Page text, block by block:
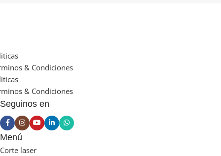
& Condiciones
& Condiciones
Seguinos en
Menú
Corte laser